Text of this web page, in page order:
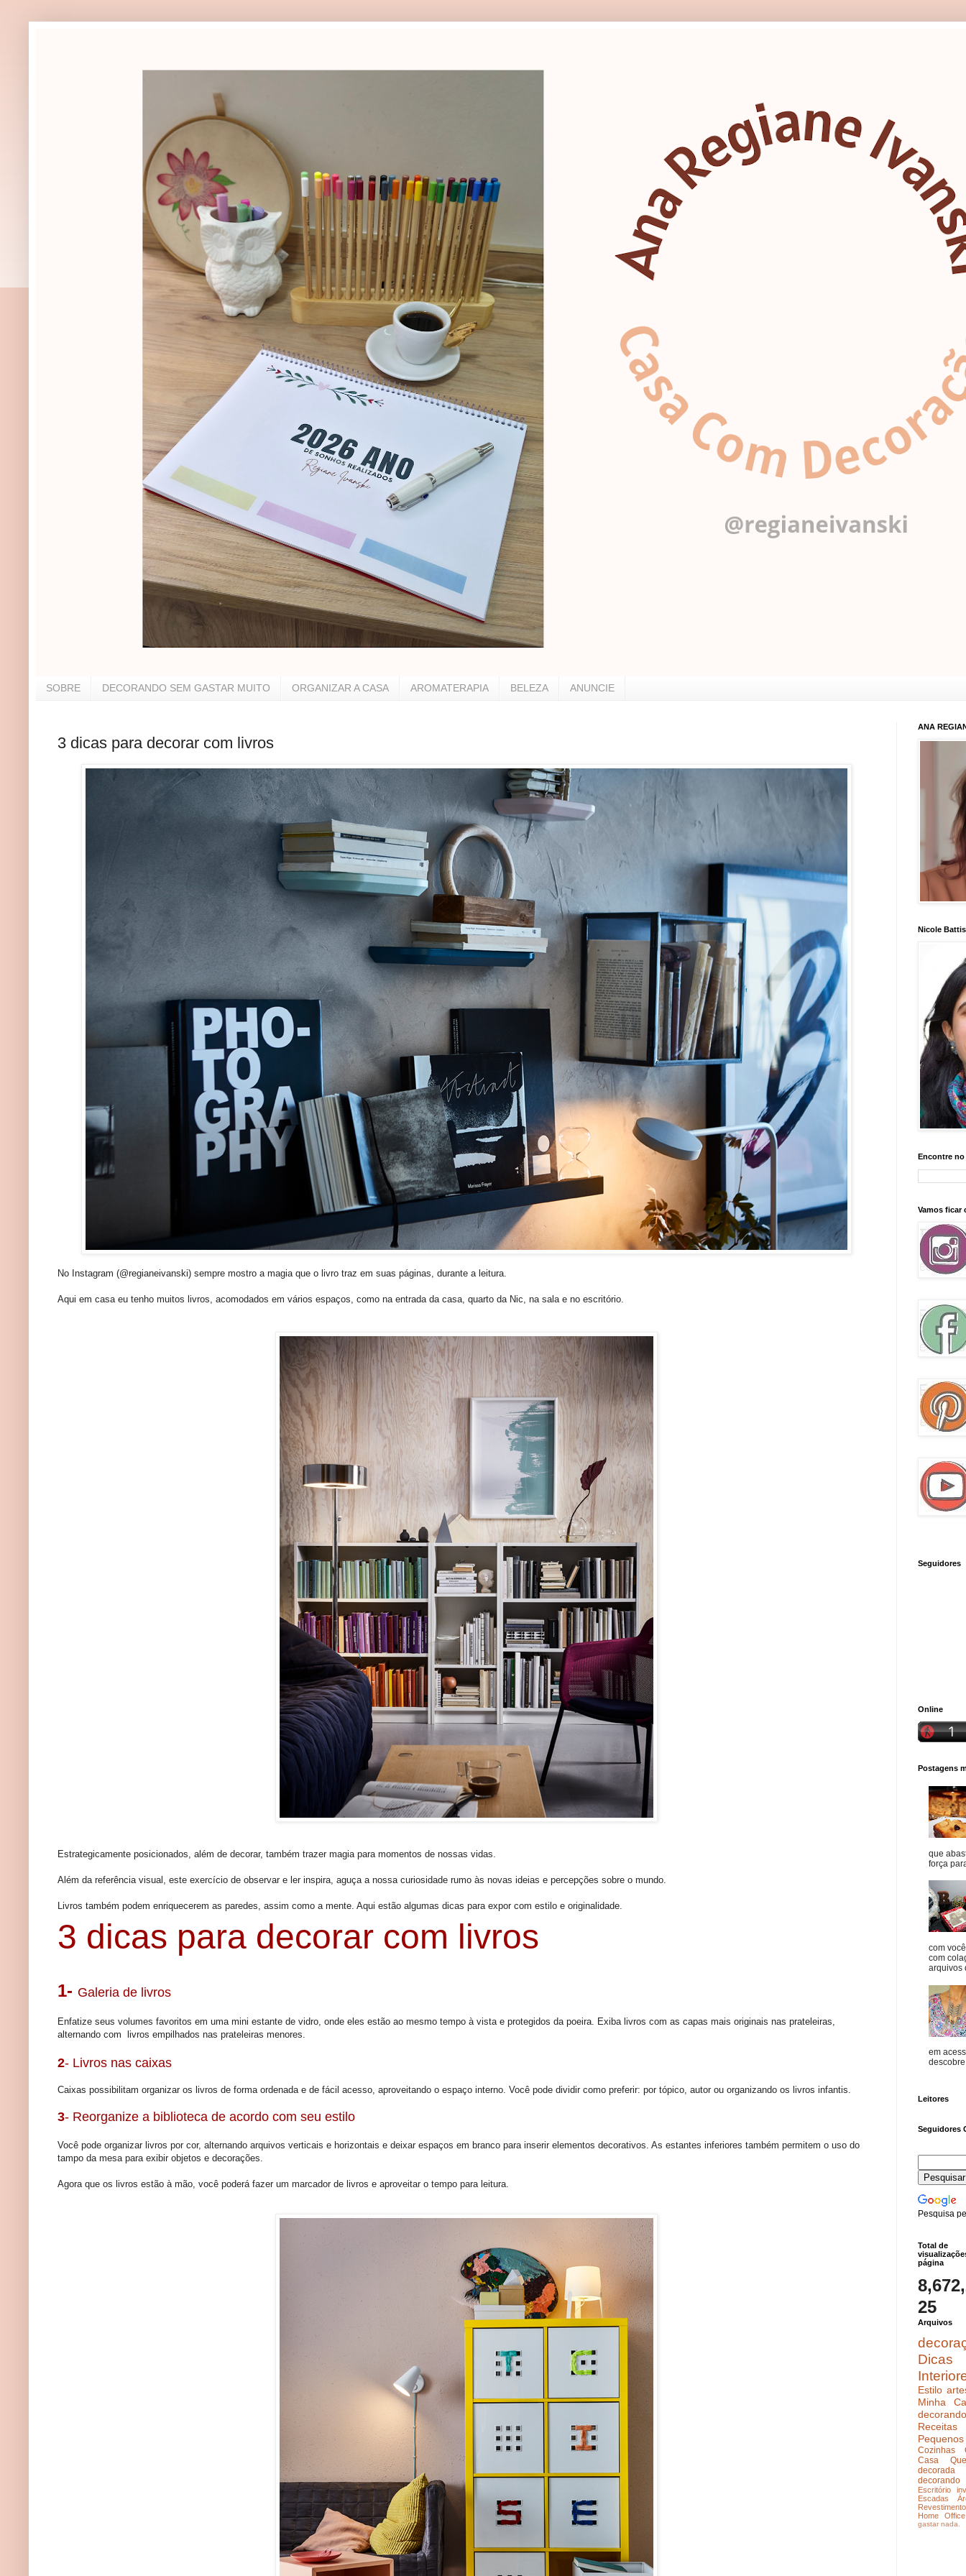
SOBRE DECORANDO SEM GASTAR MUITO ORGANIZAR A CASA AROMATERAPIA BELEZA ANUNCIE
3 dicas para decorar com livros
No Instagram (@regianeivanski) sempre mostro a magia que o livro traz em suas páginas, durante a leitura.
Aqui em casa eu tenho muitos livros, acomodados em vários espaços, como na entrada da casa, quarto da Nic, na sala e no escritório.
Estrategicamente posicionados, além de decorar, também trazer magia para momentos de nossas vidas.
Além da referência visual, este exercício de observar e ler inspira, aguça a nossa curiosidade rumo às novas ideias e percepções sobre o mundo.
Livros também podem enriquecerem as paredes, assim como a mente. Aqui estão algumas dicas para expor com estilo e originalidade.
3 dicas para decorar com livros
1- Galeria de livros
Enfatize seus volumes favoritos em uma mini estante de vidro, onde eles estão ao mesmo tempo à vista e protegidos da poeira. Exiba livros com as capas mais originais nas prateleiras,
alternando com livros empilhados nas prateleiras menores.
2- Livros nas caixas
Caixas possibilitam organizar os livros de forma ordenada e de fácil acesso, aproveitando o espaço interno. Você pode dividir como preferir: por tópico, autor ou organizando os livros infantis.
3- Reorganize a biblioteca de acordo com seu estilo
Você pode organizar livros por cor, alternando arquivos verticais e horizontais e deixar espaços em branco para inserir elementos decorativos. As estantes inferiores também permitem o uso do
tampo da mesa para exibir objetos e decorações.
Agora que os livros estão à mão, você poderá fazer um marcador de livros e aproveitar o tempo para leitura.
ANA
Nicole
Encontre no
Vamos ficar
Seguidores
Online
Postagens
que
força
com
com
arquivos
em
Leitores
Seguidores
Pesquisa
Total de
página
25
Arquivos
Dicas
Estilo
Minha
Receitas
Cozinhas
Casa
decorada
Escritório
Escadas
Revestimento
Home Office
gastar nada.